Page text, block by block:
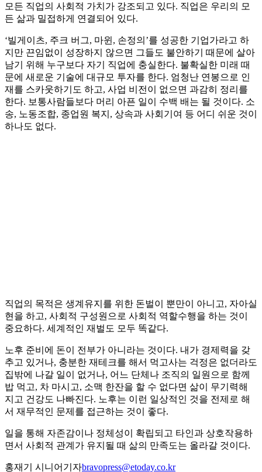
모든 직업의 사회적 가치가 강조되고 있다. 직업은 우리의 모
든 삶과 밀접하게 연결되어 있다.
‘빌게이츠, 주크 버그, 마윈, 손정의’를 성공한 기업가라고 하
지만 끈임없이 성장하지 않으면 그들도 불안하기 때문에 살아
남기 위해 누구보다 자기 직업에 충실한다. 불확실한 미래 때
문에 새로운 기술에 대규모 투자를 한다. 엄청난 연봉으로 인
재를 스카웃하기도 하고, 사업 비전이 없으면 과감히 정리를
한다. 보통사람들보다 머리 아픈 일이 수백 배는 될 것이다. 소
송, 노동조합, 종업원 복지, 상속과 사회기여 등 어디 쉬운 것이
하나도 없다.
직업의 목적은 생계유지를 위한 돈벌이 뿐만이 아니고, 자아실
현을 하고, 사회적 구성원으로 사회적 역할수행을 하는 것이
중요하다. 세계적인 재벌도 모두 똑같다.
노후 준비에 돈이 전부가 아니라는 것이다. 내가 경제력을 갖
추고 있거나, 충분한 재테크를 해서 먹고사는 걱정은 없더라도
집밖에 나갈 일이 없거나, 어느 단체나 조직의 일원으로 함께
밥 먹고, 차 마시고, 소맥 한잔을 할 수 없다면 삶이 무기력해
지고 건강도 나빠진다. 노후는 이런 일상적인 것을 전제로 해
서 재무적인 문제를 접근하는 것이 좋다.
일을 통해 자존감이나 정체성이 확립되고 타인과 상호작용하
면서 사회적 관계가 유지될 때 삶의 만족도는 올라갈 것이다.
홍재기 시니어기자bravopress@etoday.co.kr